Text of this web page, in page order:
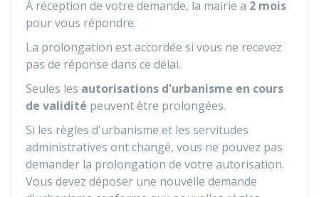
À réception de votre demande, la mairie a 2 mois
pour vous répondre.
La prolongation est accordée si vous ne recevez
pas de réponse dans ce délai.
Seules les autorisations d'urbanisme en cours
de validité peuvent être prolongées.
Si les règles d'urbanisme et les servitudes
administratives ont changé, vous ne pouvez pas
demander la prolongation de votre autorisation.
Vous devez déposer une nouvelle demande